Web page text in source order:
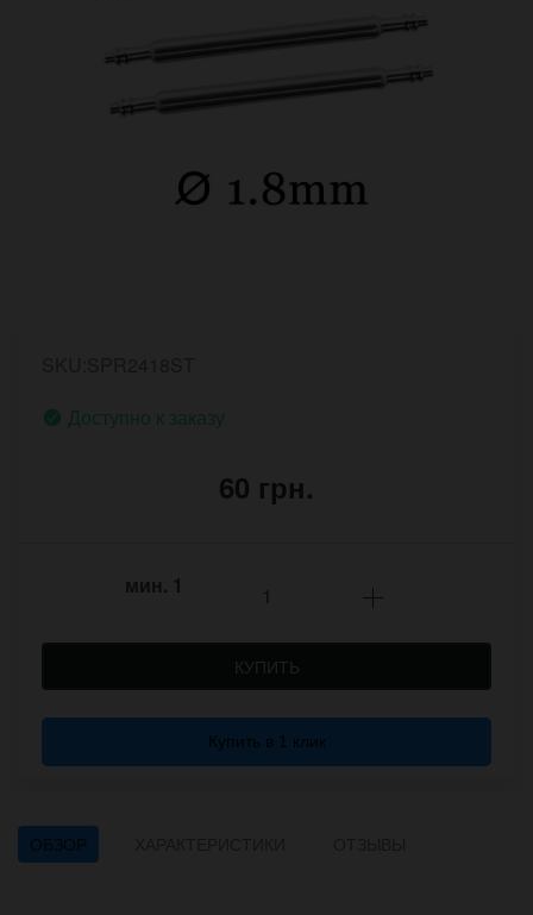
Доступно к заказу
60 грн.
мин. 1
КУПИТЬ
Купить в 1 клик
ОБЗОР